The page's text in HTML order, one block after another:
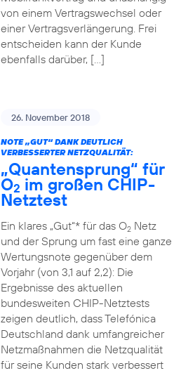
von einem Vertragswechsel oder
einer Vertragsverlängerung. Frei
entscheiden kann der Kunde
ebenfalls darüber, […]
26. November 2018
NOTE „GUT“ DANK DEUTLICH
VERBESSERTER NETZQUALITÄT:
„Quantensprung“ für
O2 im großen CHIP-
Netztest
Ein klares „Gut“* für das O2Netz
und der Sprung um fast eine ganze
Wertungsnote gegenüber dem
Vorjahr (von 3,1 auf 2,2): Die
Ergebnisse des aktuellen
bundesweiten CHIP-Netztests
zeigen deutlich, dass Telefónica
Deutschland dank umfangreicher
Netzmaßnahmen die Netzqualität
für seine Kunden stark verbessert